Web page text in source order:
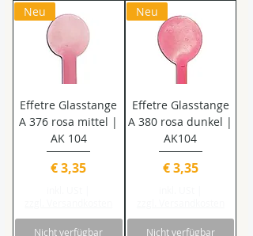
Neu
Effetre Glasstange
A 376 rosa mittel |
AK 104
Preis
€ 3,35
Nicht verfügbar
Neu
Effetre Glasstange
A 380 rosa dunkel |
AK104
Preis
€ 3,35
Nicht verfügbar